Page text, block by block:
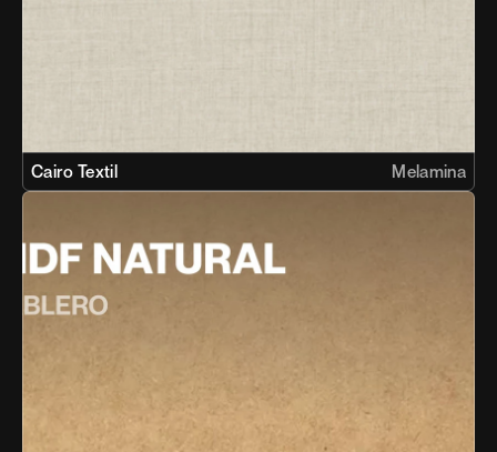
Cairo Textil Melamina